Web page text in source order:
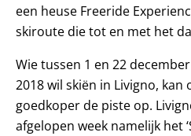
een heuse Freeride
skiroute die tot en met het
Wie tussen 1 en 22
2018 wil skiën in Livigno, kan
goedkoper de piste op.
afgelopen week namelijk het